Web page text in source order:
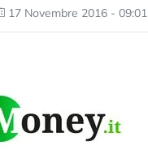
17 Novembre 2016 - 09:01